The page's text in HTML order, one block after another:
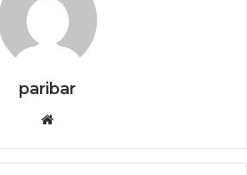
paribar
Website